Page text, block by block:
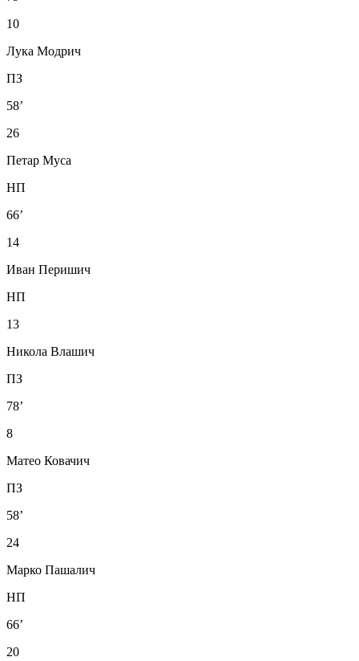
10
Лука Модрич
ПЗ
58’
26
Петар Муса
НП
66’
14
Иван Перишич
НП
13
Никола Влашич
ПЗ
78’
8
Матео Ковачич
ПЗ
58’
24
Марко Пашалич
НП
66’
20